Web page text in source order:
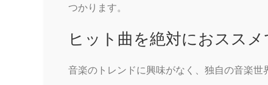
つかります。
ヒット曲を絶対におスス
音楽のトレンドに興味がなく、独自の音楽世